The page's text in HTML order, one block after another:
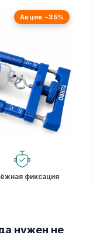
Акция −35%
фиксация
нужен не